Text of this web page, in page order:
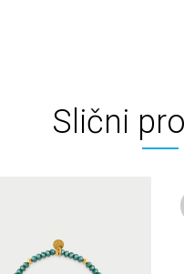
Slični